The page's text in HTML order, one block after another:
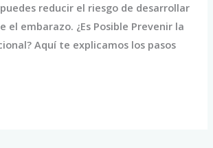
reducir el riesgo de desarrollar
el embarazo. ¿Es Posible Prevenir la
Aquí te explicamos los pasos